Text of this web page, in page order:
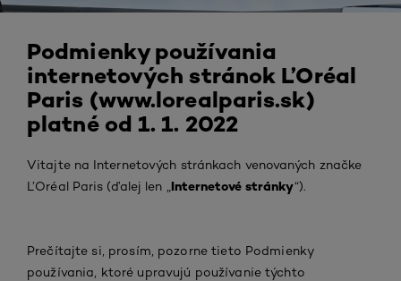
Podmienky používania
internetových stránok L’Oréal
Paris (www.lorealparis.sk)
platné od 1. 1. 2022
Vitajte na Internetových stránkach venovaných značke
L’Oréal Paris (ďalej len „ Internetové stránky“).
Prečítajte si, prosím, pozorne tieto Podmienky
používania, ktoré upravujú používanie týchto